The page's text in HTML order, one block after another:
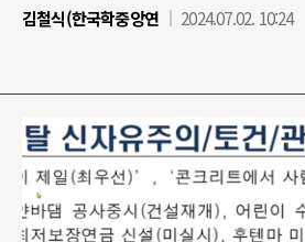
김철식(한국학중앙연
2024.07.02. 10:24